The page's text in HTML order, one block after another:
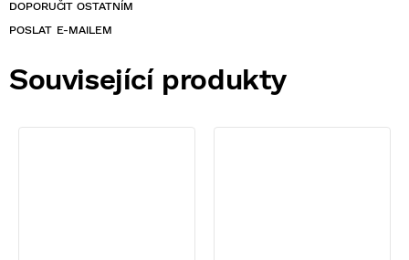
POSLAT
Související produkty